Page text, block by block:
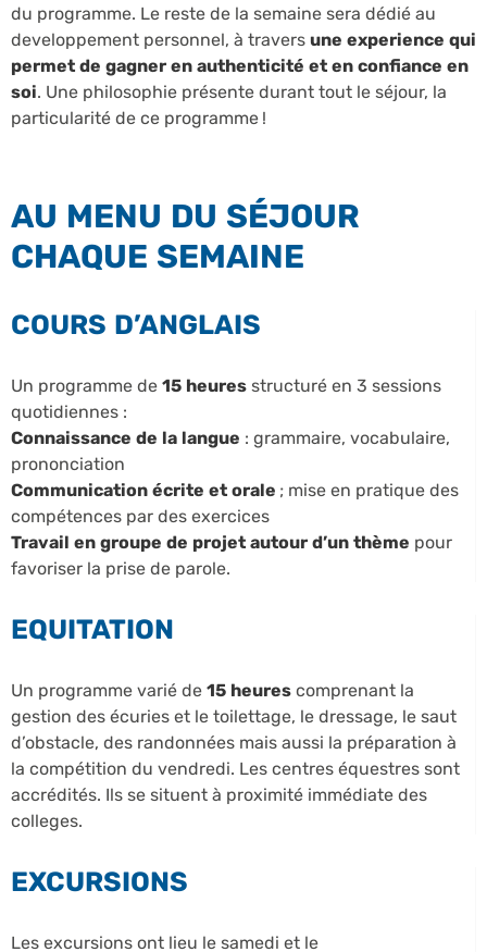
du programme. Le reste de la semaine sera dédié au
developpement personnel, à travers une experience qui
permet de gagner en authenticité et en confiance en
soi. Une philosophie présente durant tout le séjour, la
particularité de ce programme !
AU MENU DU SÉJOUR
CHAQUE SEMAINE
COURS D’ANGLAIS
Un programme de 15 heures structuré en 3 sessions
quotidiennes :
Connaissance de la langue : grammaire, vocabulaire,
prononciation
Communication écrite et orale ; mise en pratique des
compétences par des exercices
Travail en groupe de projet autour d’un thème pour
favoriser la prise de parole.
EQUITATION
Un programme varié de 15 heures comprenant la
gestion des écuries et le toilettage, le dressage, le saut
d’obstacle, des randonnées mais aussi la préparation à
la compétition du vendredi. Les centres équestres sont
accrédités. Ils se situent à proximité immédiate des
colleges.
EXCURSIONS
Les excursions ont lieu le samedi et le